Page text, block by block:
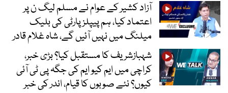
آزاد کشیر کے عوام نے مسلم لیگ ن پر
اعتماد کیا، ہم پیپلز پارٹی کی بلیک
میلنگ میں نہیں آئیں گے، شاہ غلام قادر
شہبازشریف کا مستقبل کیا؟ بڑی خبر،
کراچی میں ایم کیو ایم کی جگہ پی ٹی آئی
کیوں؟ نئے صوبوں کا قیام، اندر کی خبر